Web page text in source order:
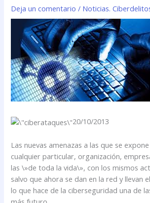
Deja un comentario / Noticias.
20/10/2013
Las nuevas amenazas a las que se
cualquier particular, organización,
las \»de toda la vida\», con los mismos
salvo que ahora se dan en la red y llevan
lo que hace de la ciberseguridad una de